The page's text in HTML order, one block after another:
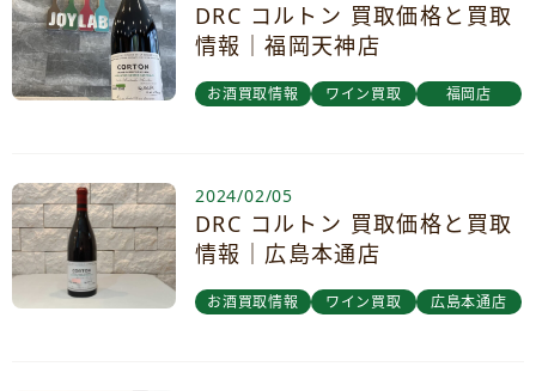
DRC コルトン 買取価格と買取
情報｜福岡天神店
お酒買取情報 ワイン買取 福岡店
2024/02/05
DRC コルトン 買取価格と買取
情報｜広島本通店
お酒買取情報 ワイン買取 広島本通店